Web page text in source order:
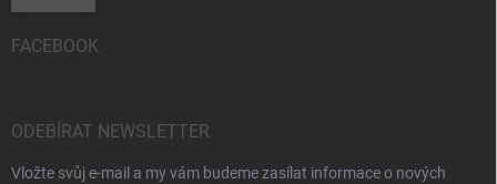
FACEBOOK
ODEBÍRAT NEWSLETTER
Vložte svůj e-mail a my vám budeme zasílat informace o nových